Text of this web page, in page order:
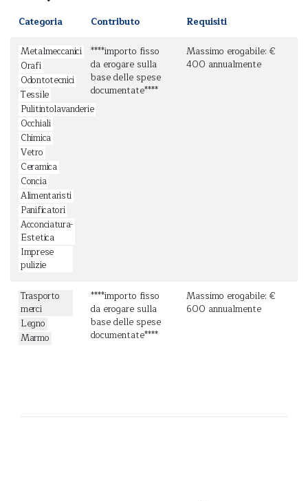
Categoria Contributo
Requisiti
Metalmeccanici
Orafi
Odontotecnici
Tessile
Pulitintolavanderie
Occhiali
Chimica
Vetro
Ceramica
Concia
Alimentaristi
Panificatori
Acconciatura-
Estetica
Imprese
pulizie
****importo fisso
da erogare sulla
base delle spese
documentate****
Massimo erogabile: €
400 annualmente
Trasporto
merci
Legno
Marmo
****importo fisso
da erogare sulla
base delle spese
documentate****
Massimo erogabile: €
600 annualmente